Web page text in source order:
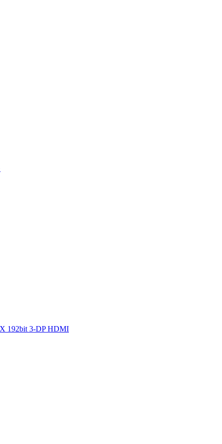
192bit 3-DP HDMI